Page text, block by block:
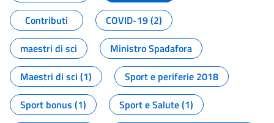
Contributi
COVID-19 (2)
maestri di sci
Ministro Spadafora
Maestri di sci (1)
Sport e periferie 2018
Sport bonus (1)
Sport e Salute (1)